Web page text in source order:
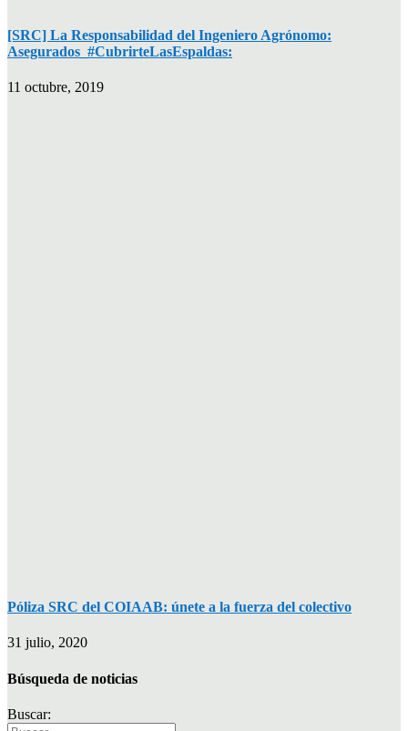
[SRC] La Responsabilidad del Ingeniero Agrónomo:
Asegurados_#CubrirteLasEspaldas:
11 octubre, 2019
Póliza SRC del COIAAB: únete a la fuerza del colectivo
31 julio, 2020
Búsqueda de noticias
Buscar: